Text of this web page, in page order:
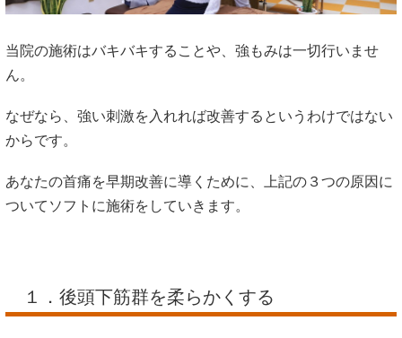
当院の施術はバキバキすることや、強もみは一切行いませ
ん。
なぜなら、強い刺激を入れれば改善するというわけではない
からです。
あなたの首痛を早期改善に導くために、上記の３つの原因に
ついてソフトに施術をしていきます。
１．後頭下筋群を柔らかくする